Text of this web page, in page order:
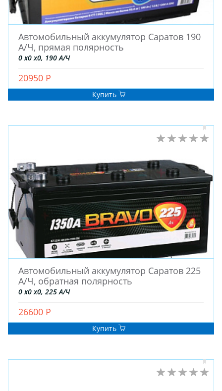
Автомобильный аккумулятор Саратов 190
А/Ч, прямая полярность
0 x0 x0, 190 А/Ч
20950 Р
Купить
Автомобильный аккумулятор Саратов 225
А/Ч, обратная полярность
0 x0 x0, 225 А/Ч
26600 Р
Купить